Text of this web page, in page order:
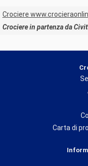
Crociere
Crociere in partenza da
Carta di